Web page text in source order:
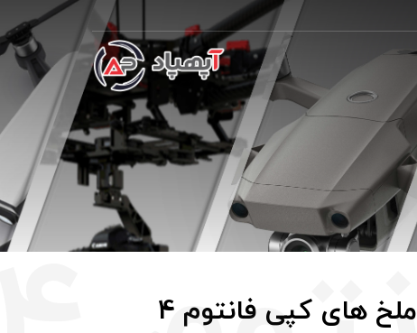
ملخ های کپی فانتوم 4